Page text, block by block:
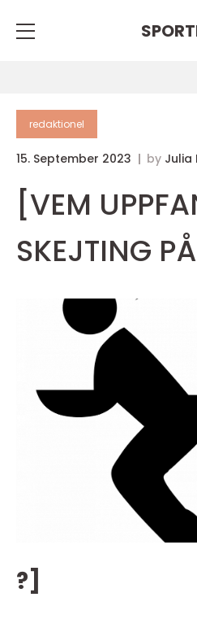
redaktionel
15. September 2023 by Julia
[VEM
SKEJTING
?]